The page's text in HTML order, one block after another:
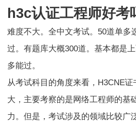
h3c认证工程师好考
难度不大。全中文考试。50道单多
过。有题库大概300道。基本都是
多能过。
从考试科目的角度来看，H3CNE
大，主要考察的是网络工程师的基
力。但是，考试涉及的领域比较广